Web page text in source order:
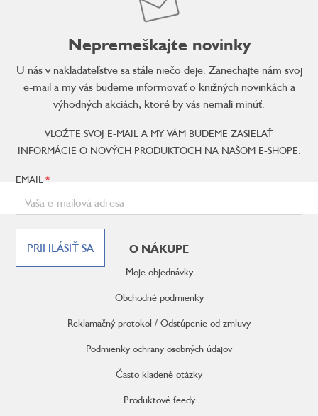
Nepremeškajte novinky
U nás v nakladateľstve sa stále niečo deje. Zanechajte nám svoj
e-mail a my vás budeme informovať o knižných novinkách a
výhodných akciách, ktoré by vás nemali minúť.
VLOŽTE SVOJ E-MAIL A MY VÁM BUDEME ZASIELAŤ
INFORMÁCIE O NOVÝCH PRODUKTOCH NA NAŠOM E-SHOPE.
EMAIL
PRIHLÁSIŤ SA O NÁKUPE
Moje objednávky
Obchodné podmienky
Reklamačný protokol / Odstúpenie od zmluvy
Podmienky ochrany osobných údajov
Často kladené otázky
Produktové feedy